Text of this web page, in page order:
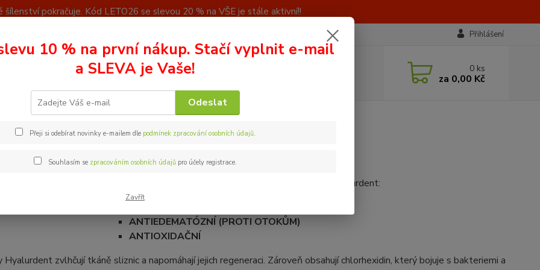
šílenství pokračuje. Kód LETO26 se slevou 20 % na VŠE je stále aktivní!!
Přihlášení
Hledat
Nevíte si rady? Zavolejte.
0 ks
za 0,00 Kč
gel Hyalurdent
Díky obsažené kyselině hyaluronové jsou produkty z řady Hyalurdent:
ANTIEDEMATÓZNÍ (PROTI OTOKŮM)
ANTIOXIDAČNÍ
Hyalurdent zvlhčují tkáně sliznic a napomáhají jejich regeneraci. Zároveň obsahují chlorhexidin, který bojuje s bakteriemi a
10 % na první nákup. Stačí vyplnit e-mail
a SLEVA je Vaše!
Odeslat
Přeji si odebírat novinky e-mailem dle podmínek zpracování osobních údajů.
Souhlasím se zpracováním osobních údajůpro účely registrace.
Zavřít